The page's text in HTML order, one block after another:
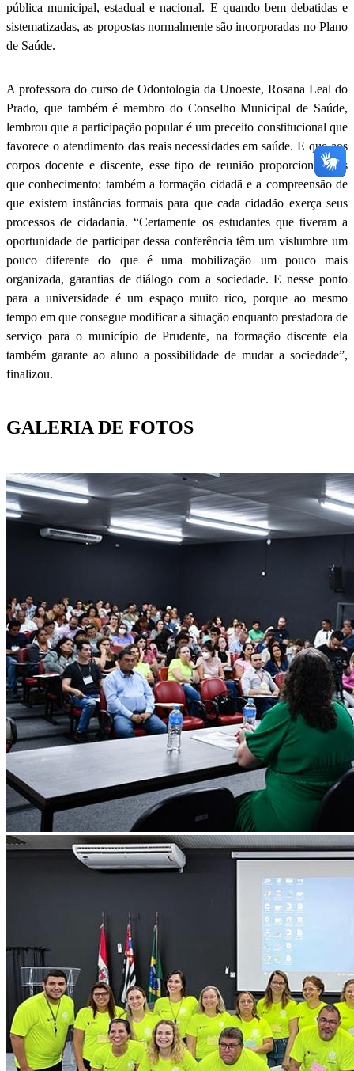
pública municipal, estadual e nacional. E quando bem debatidas e
sistematizadas, as propostas normalmente são incorporadas no Plano
de Saúde.
A professora do curso de Odontologia da Unoeste, Rosana Leal do
Prado, que também é membro do Conselho Municipal de Saúde,
lembrou que a participação popular é um preceito constitucional que
favorece o atendimento das reais necessidades em saúde. E que aos
corpos docente e discente, esse tipo de reunião proporciona mais
que conhecimento: também a formação cidadã e a compreensão de
que existem instâncias formais para que cada cidadão exerça seus
processos de cidadania. “Certamente os estudantes que tiveram a
oportunidade de participar dessa conferência têm um vislumbre um
pouco diferente do que é uma mobilização um pouco mais
organizada, garantias de diálogo com a sociedade. E nesse ponto
para a universidade é um espaço muito rico, porque ao mesmo
tempo em que consegue modificar a situação enquanto prestadora de
serviço para o município de Prudente, na formação discente ela
também garante ao aluno a possibilidade de mudar a sociedade”,
finalizou.
GALERIA DE FOTOS